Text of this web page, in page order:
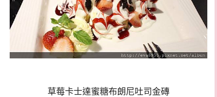
草莓卡士達蜜糖布朗尼吐司金磚